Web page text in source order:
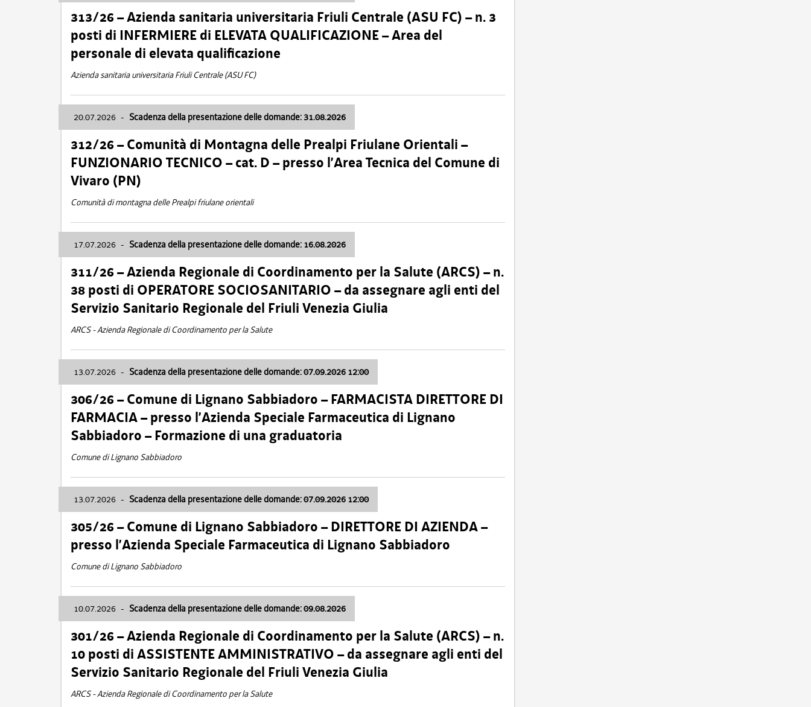
313/26 – Azienda sanitaria universitaria Friuli Centrale (ASU FC) – n. 3
posti di INFERMIERE di ELEVATA QUALIFICAZIONE – Area del
personale di elevata qualificazione
Azienda sanitaria universitaria Friuli Centrale (ASU FC)
20.07.2026 - Scadenza della presentazione delle domande: 31.08.2026
312/26 – Comunità di Montagna delle Prealpi Friulane Orientali –
FUNZIONARIO TECNICO – cat. D – presso l’Area Tecnica del Comune di
Vivaro (PN)
Comunità di montagna delle Prealpi friulane orientali
17.07.2026 - Scadenza della presentazione delle domande: 16.08.2026
311/26 – Azienda Regionale di Coordinamento per la Salute (ARCS) – n.
38 posti di OPERATORE SOCIOSANITARIO – da assegnare agli enti del
Servizio Sanitario Regionale del Friuli Venezia Giulia
ARCS - Azienda Regionale di Coordinamento per la Salute
13.07.2026 - Scadenza della presentazione delle domande: 07.09.2026 12:00
306/26 – Comune di Lignano Sabbiadoro – FARMACISTA DIRETTORE DI
FARMACIA – presso l’Azienda Speciale Farmaceutica di Lignano
Sabbiadoro – Formazione di una graduatoria
Comune di Lignano Sabbiadoro
13.07.2026 - Scadenza della presentazione delle domande: 07.09.2026 12:00
305/26 – Comune di Lignano Sabbiadoro – DIRETTORE DI AZIENDA –
presso l’Azienda Speciale Farmaceutica di Lignano Sabbiadoro
Comune di Lignano Sabbiadoro
10.07.2026 - Scadenza della presentazione delle domande: 09.08.2026
301/26 – Azienda Regionale di Coordinamento per la Salute (ARCS) – n.
10 posti di ASSISTENTE AMMINISTRATIVO – da assegnare agli enti del
Servizio Sanitario Regionale del Friuli Venezia Giulia
ARCS - Azienda Regionale di Coordinamento per la Salute